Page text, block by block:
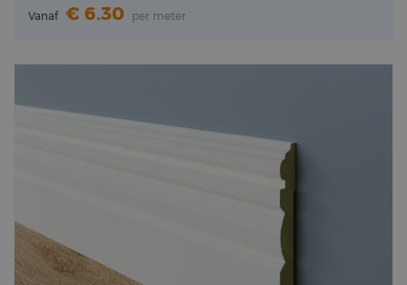
Vanaf 6.30 per meter